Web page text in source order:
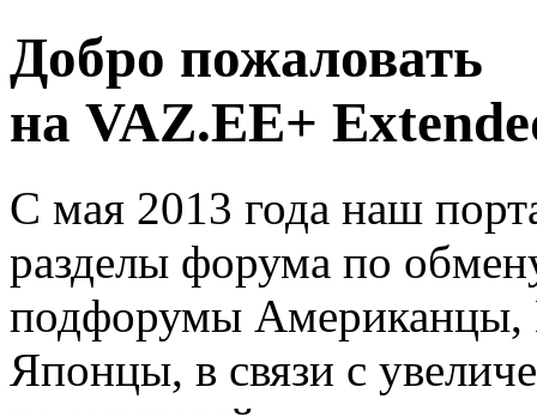
Добро пожаловать
на VAZ.EE+
С мая 2013 года наш
разделы форума по
подфорумы
Японцы, в связи с